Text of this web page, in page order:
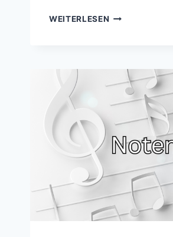
WEITERLESEN KLANGHAPPEN: